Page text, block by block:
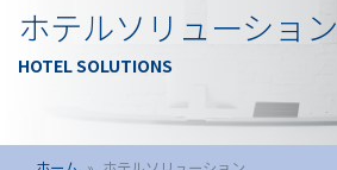
ホテルソリューション
HOTEL SOLUTIONS